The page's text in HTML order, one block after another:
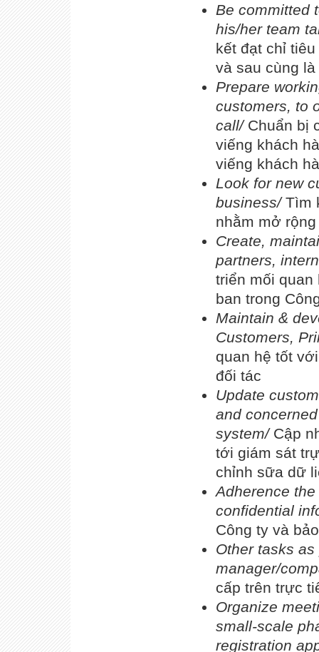
Be committed
his/her team
kết đạt chỉ
và sau cùng
Prepare
customers, to
call/ Chuẩn bị
viếng khách
viếng khách
Look for new
business/Tìm
nhằm mở
Create,
partners,
triển mối
ban trong
Maintain &
Customers,
quan hệ tốt
đối tác
Update
and
system/ Cập
tới giám sát
chỉnh sữa dữ
Adherence
confidential
Công ty và
Other tasks
manager/
cấp trên trực
Organize
small-scale
registration